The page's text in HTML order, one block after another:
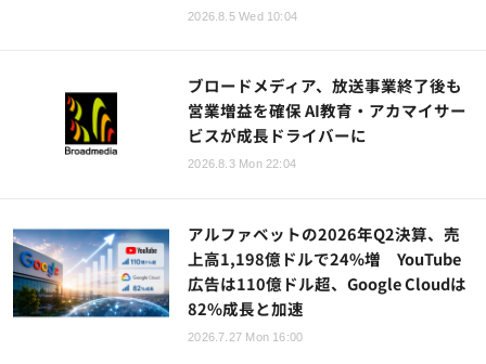
2026.8.5 Wed 10:04
ブロードメディア、放送事業終了後も
営業増益を確保 AI教育・アカマイサー
ビスが成長ドライバーに
2026.8.3 Mon 22:04
アルファベットの2026年Q2決算、売
上高1,198億ドルで24%増 YouTube
広告は110億ドル超、Google Cloudは
82%成長と加速
2026.7.27 Mon 16:00